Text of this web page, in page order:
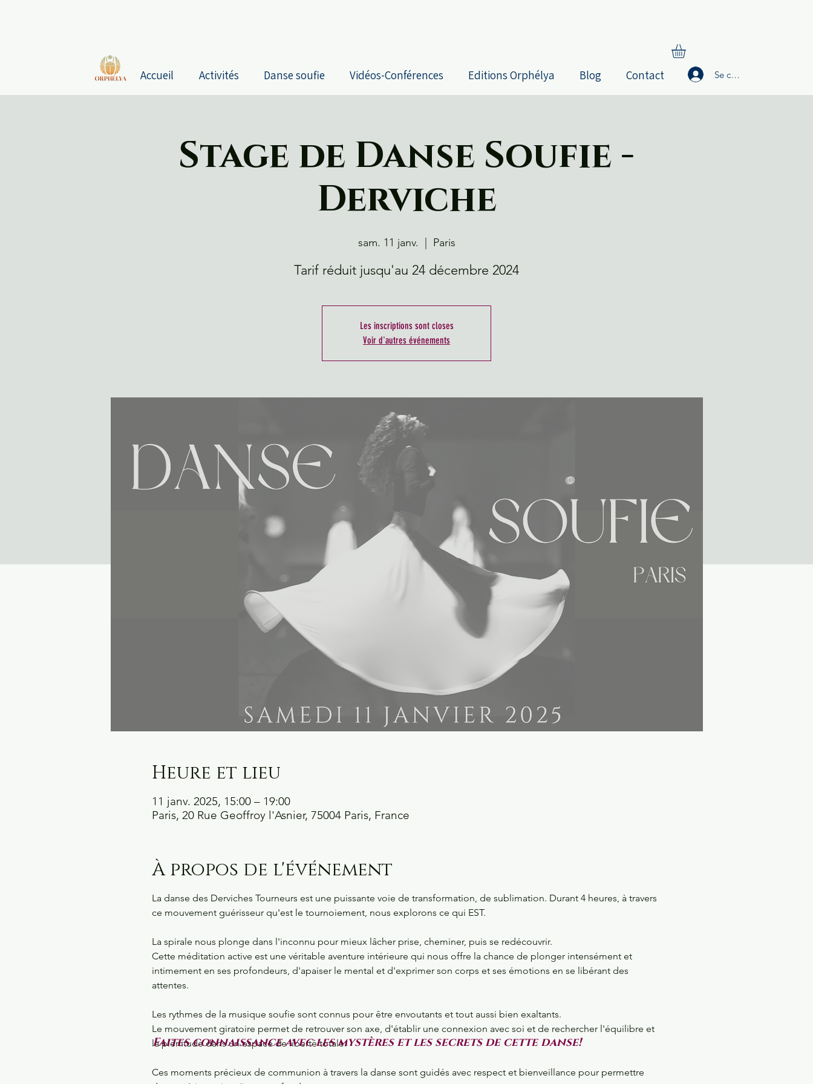
Accueil Activités Danse soufie Vidéos-Conférences Editions Orphélya Blog Contact Se connecter
Stage de Danse Soufie -
Derviche
sam. 11 janv. Paris
Tarif réduit jusqu'au 24 décembre 2024
Les inscriptions sont closes
Voir d'autres événements
Heure et lieu
11 janv. 2025, 15:00 – 19:00
Paris, 20 Rue Geoffroy l'Asnier, 75004 Paris, France
À propos de l'événement
La danse des Derviches Tourneurs est une puissante voie de transformation, de sublimation. Durant 4 heures, à travers
ce mouvement guérisseur qu'est le tournoiement, nous explorons ce qui EST.
La spirale nous plonge dans l'inconnu pour mieux lâcher prise, cheminer, puis se redécouvrir.
Cette méditation active est une véritable aventure intérieure qui nous offre la chance de plonger intensément et
intimement en ses profondeurs, d'apaiser le mental et d'exprimer son corps et ses émotions en se libérant des
attentes.
Les rythmes de la musique soufie sont connus pour être envoutants et tout aussi bien exaltants.
Le mouvement giratoire permet de retrouver son axe, d'établir une connexion avec soi et de rechercher l'équilibre et
la plénitude dans un espace de liberté totale.
Ces moments précieux de communion à travers la danse sont guidés avec respect et bienveillance pour permettre
Faites connaissance avec les mystères et les secrets de cette danse!